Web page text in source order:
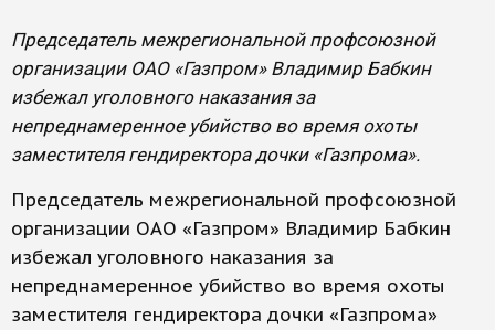
Председатель межрегиональной профсоюзной
организации ОАО «Газпром» Владимир Бабкин
избежал уголовного наказания за
непреднамеренное убийство во время охоты
заместителя гендиректора дочки «Газпрома».
Председатель межрегиональной профсоюзной
организации ОАО «Газпром» Владимир Бабкин
избежал уголовного наказания за
непреднамеренное убийство во время охоты
заместителя гендиректора дочки «Газпрома»